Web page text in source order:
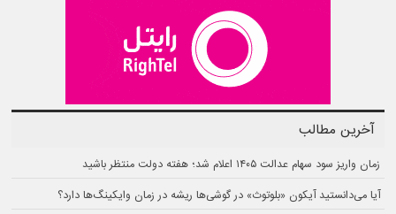
آخرین مطالب
زمان واریز سود سهام عدالت ۱۴۰۵ اعلام شد؛ هفته دولت منتظر باشید
آیا می‌دانستید آیکون «بلوتوث» در گوشی‌ها ریشه در زمان وایکینگ‌ها دارد؟